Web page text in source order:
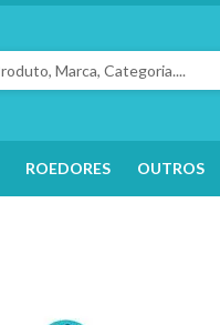
ROEDORES OUTROS